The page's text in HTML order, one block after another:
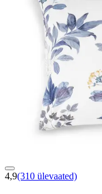
4,9(310 ülevaated)